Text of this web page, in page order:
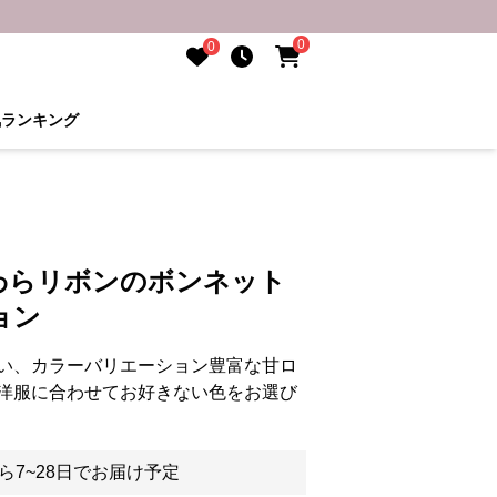
0 0
ンキング
リボンのボンネット
ン
、カラーバリエーション豊富な甘ロ
服に合わせてお好きない色をお選び
7~28日でお届け予定